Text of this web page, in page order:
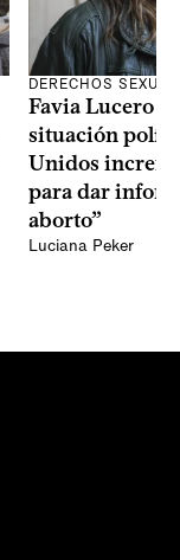
DERECHOS
Favia Lucero
situación
Unidos
para dar
aborto”
Luciana Peker